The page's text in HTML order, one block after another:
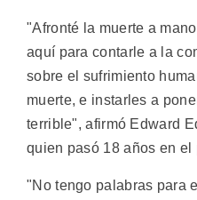
"Afronté la muerte a
aquí para contarle a la
sobre el sufrimiento
muerte, e instarles a
terrible", afirmó Edward
quien pasó 18 años en el
"No tengo palabras para